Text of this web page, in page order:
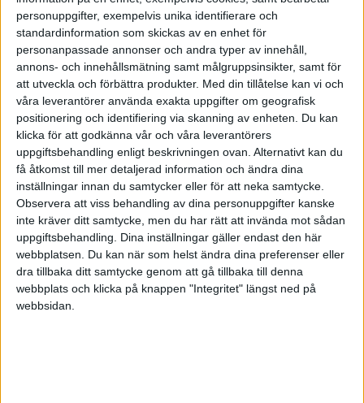
personuppgifter, exempelvis unika identifierare och
standardinformation som skickas av en enhet för
personanpassade annonser och andra typer av innehåll,
annons- och innehållsmätning samt målgruppsinsikter, samt för
att utveckla och förbättra produkter. Med din tillåtelse kan vi och
våra leverantörer använda exakta uppgifter om geografisk
positionering och identifiering via skanning av enheten. Du kan
klicka för att godkänna vår och våra leverantörers
uppgiftsbehandling enligt beskrivningen ovan. Alternativt kan du
få åtkomst till mer detaljerad information och ändra dina
inställningar innan du samtycker eller för att neka samtycke.
Observera att viss behandling av dina personuppgifter kanske
inte kräver ditt samtycke, men du har rätt att invända mot sådan
uppgiftsbehandling. Dina inställningar gäller endast den här
webbplatsen. Du kan när som helst ändra dina preferenser eller
dra tillbaka ditt samtycke genom att gå tillbaka till denna
webbplats och klicka på knappen "Integritet" längst ned på
webbsidan.
privata ekonomi och vår miljö. Därför blir det allt
svårare för medvetna personer att konsumera i
samma takt. Idag finns det åter ett behov att höra till
ett större sammanhang än bara jaget och den lilla
gruppen. Individen får mer styrka och kraft då hon
blir en del av ett större gäng. Trenden strävar efter
en ny sorts kollektivism, inte att blanda ihop med
den vi har historiskt och politiskt mött i ideologier så
som nationalism, kommunism och fascism.
Den nya trenden ”neokollektivism” har fortfarande
individualistiska drag. Du kan flyta in i och ur
kollektiv utifrån dina individuella behov. Du hör
troligtvis till flera olika kollektiv samtidigt.